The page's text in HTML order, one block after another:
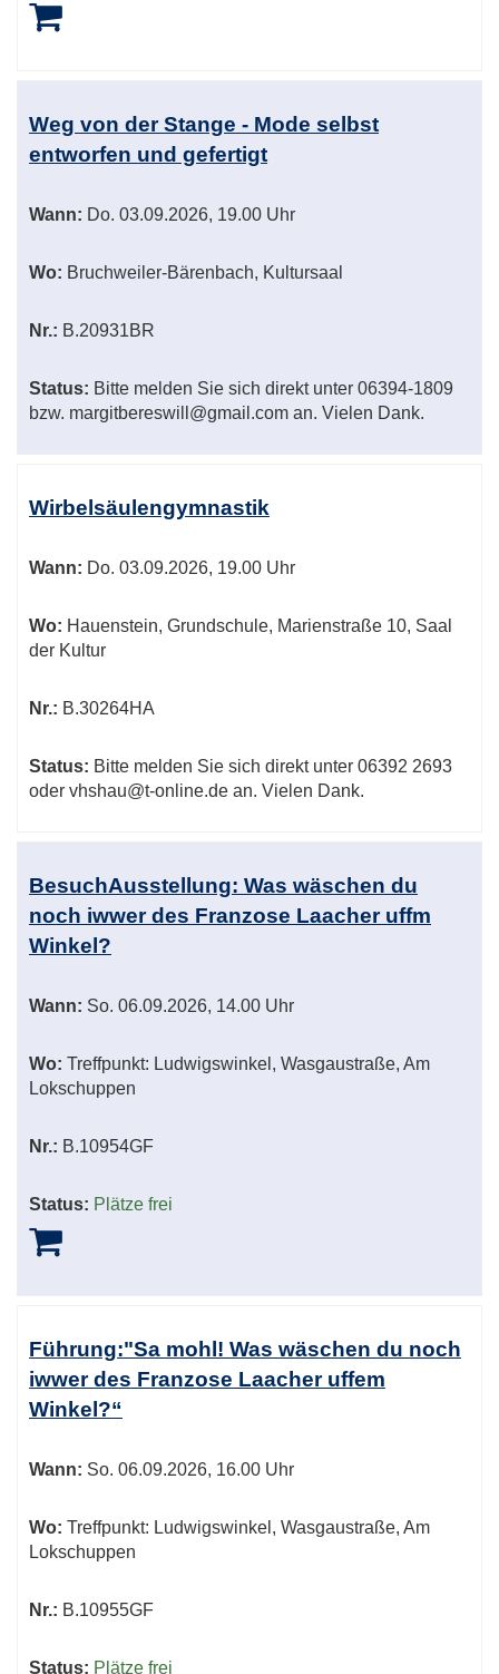
Weg von der Stange - Mode selbst
entworfen und gefertigt
Wann: Do. 03.09.2026, 19.00 Uhr
Wo: Bruchweiler-Bärenbach, Kultursaal
Nr.: B.20931BR
Status: Bitte melden Sie sich direkt unter 06394-1809
bzw. margitbereswill@gmail.com an. Vielen Dank.
Wirbelsäulengymnastik
Wann: Do. 03.09.2026, 19.00 Uhr
Wo: Hauenstein, Grundschule, Marienstraße 10, Saal
der Kultur
Nr.: B.30264HA
Status: Bitte melden Sie sich direkt unter 06392 2693
oder vhshau@t-online.de an. Vielen Dank.
BesuchAusstellung: Was wäschen du
noch iwwer des Franzose Laacher uffm
Winkel?
Wann: So. 06.09.2026, 14.00 Uhr
Wo: Treffpunkt: Ludwigswinkel, Wasgaustraße, Am
Lokschuppen
Nr.: B.10954GF
Status: Plätze frei
Führung:"Sa mohl! Was wäschen du noch
iwwer des Franzose Laacher uffem
Winkel?“
Wann: So. 06.09.2026, 16.00 Uhr
Wo: Treffpunkt: Ludwigswinkel, Wasgaustraße, Am
Lokschuppen
Nr.: B.10955GF
Status: Plätze frei